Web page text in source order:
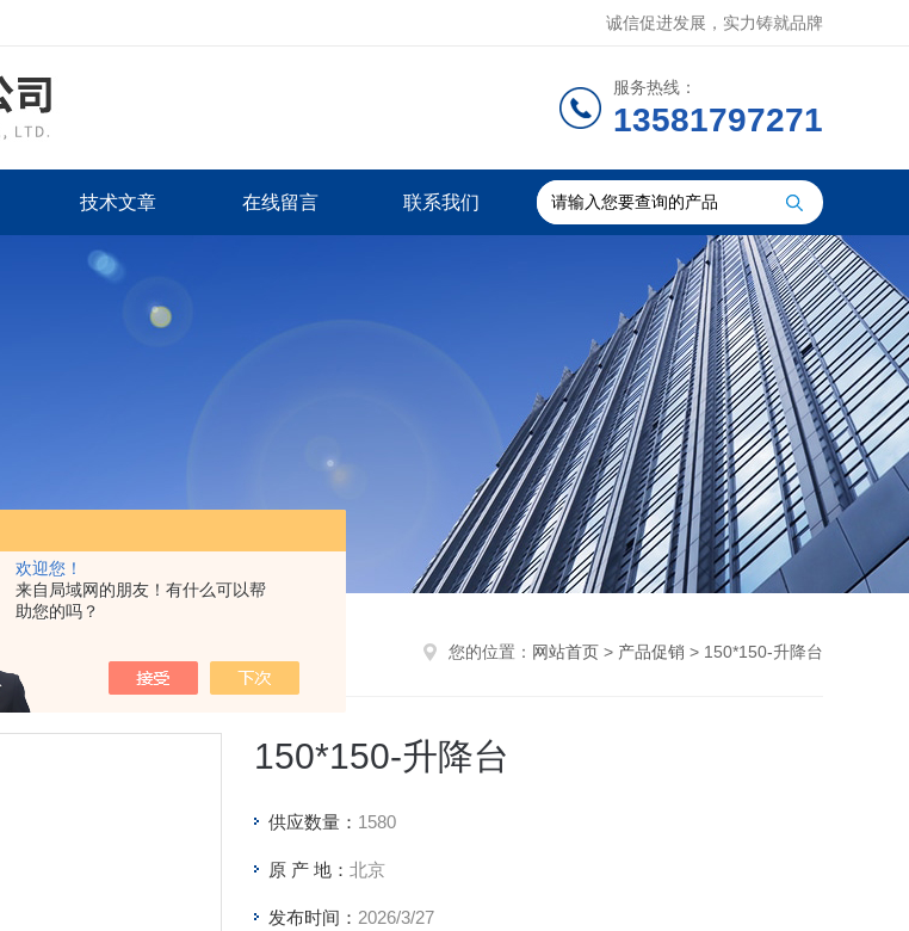
欢迎您！
来自局域网的朋友！有什么可以帮
助您的吗？
诚信促进发展，实力铸就品牌
服务热线：
13581797271
技术文章 在线留言 联系我们
您的位置： 网站首页 > 产品促销 > 150*150-升降台
150*150-升降台
供应数量： 1580
原 产 地： 北京
发布时间： 2026/3/27